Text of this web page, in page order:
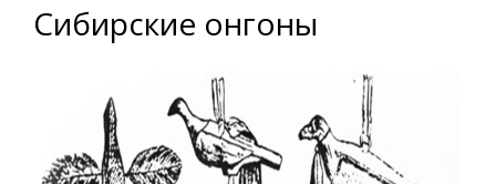
Сибирские онгоны